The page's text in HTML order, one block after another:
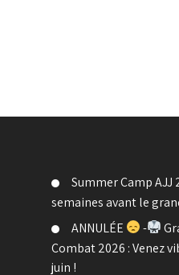
Summer Camp AJJ
semaines avant le
ANNULÉE
-
Combat 2026 : Venez
juin !